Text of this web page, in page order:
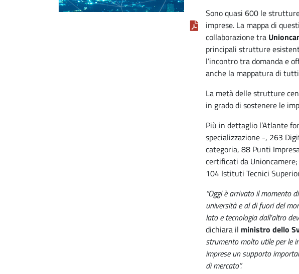
Sono quasi 600 le
imprese. La mappa di
collaborazione tra
principali strutture
l’incontro tra domanda e
anche la mappatura di
La metà delle strutture
in grado di sostenere le
Più in dettaglio l’Atlante
specializzazione -, 263
categoria, 88 Punti
certificati da
104 Istituti Tecnici
“Oggi è arrivato il momento
università e al di fuori del
lato e tecnologia dall’altro
dichiara il ministro dello
strumento molto utile per le
imprese un supporto
di mercato”.